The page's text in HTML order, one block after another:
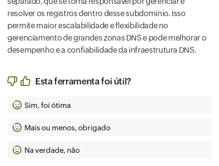
resolver os registros dentro desse subdomínio. Isso
permite maior escalabilidade e flexibilidade no
gerenciamento de grandes zonas DNS e pode melhorar o
desempenho e a confiabilidade da infraestrutura DNS.
Esta ferramenta foi útil?
Sim, foi ótima
Mais ou menos, obrigado
Na verdade, não